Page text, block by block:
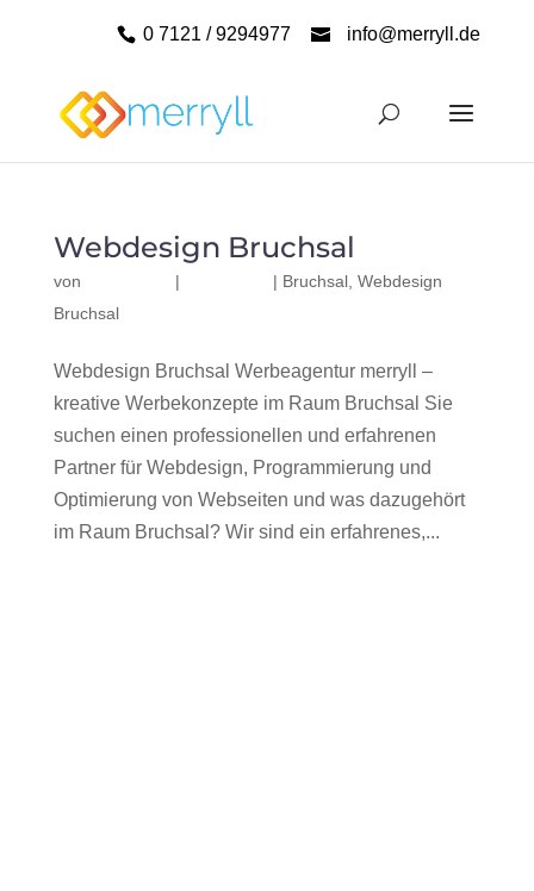
0 7121 / 9294977 info@merryll.de
Webdesign Bruchsal
von | | Bruchsal, Webdesign
Bruchsal
Webdesign Bruchsal Werbeagentur merryll –
kreative Werbekonzepte im Raum Bruchsal Sie
suchen einen professionellen und erfahrenen
Partner für Webdesign, Programmierung und
Optimierung von Webseiten und was dazugehört
im Raum Bruchsal? Wir sind ein erfahrenes,...